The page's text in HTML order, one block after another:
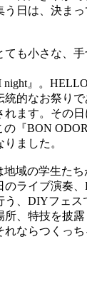
日は、決ま
ても小さな、
』。
統的なお祭り
ます。その日
『BON
ました。
地域の学生た
ライブ演奏
う、DIYフェス
、特技を披
ならつくっ